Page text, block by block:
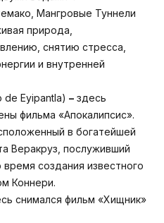
Мангровые Туннели
природа,
снятию стресса,
и внутренней
de Eyipantla) – здесь
фильма «Апокалипсис».
в богатейшей
Веракруз, послуживший
создания известного
Коннери.
снимался фильм «Хищник»